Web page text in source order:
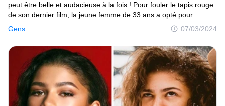
Gens 07/03/2024
peut être belle et audacieuse à la fois ! Pour fouler le tapis rouge
de son dernier film, la jeune femme de 33 ans a opté pour
un look très risqué qui ne laissait que peu de place